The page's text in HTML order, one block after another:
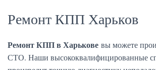
Ремонт КПП Харьков
Ремонт КПП в Харькове вы можете
СТО. Наши высококвалифицированные